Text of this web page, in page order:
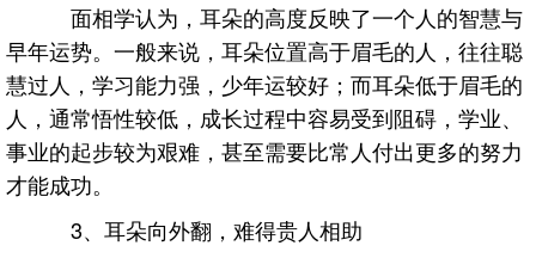
面相学认为，耳朵的高度反映了一个人的智慧与
早年运势。一般来说，耳朵位置高于眉毛的人，往往聪
慧过人，学习能力强，少年运较好；而耳朵低于眉毛的
人，通常悟性较低，成长过程中容易受到阻碍，学业、
事业的起步较为艰难，甚至需要比常人付出更多的努力
才能成功。
3、耳朵向外翻，难得贵人相助